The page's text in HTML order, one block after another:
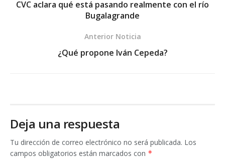
CVC aclara qué está pasando realmente con el río
Bugalagrande
Anterior Noticia
¿Qué propone Iván Cepeda?
Deja una respuesta
Tu dirección de correo electrónico no será publicada. Los
campos obligatorios están marcados con *